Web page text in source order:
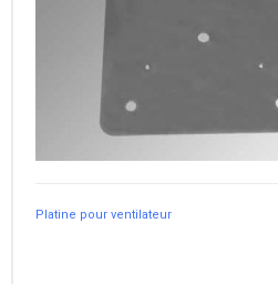
Platine pour ventilateur